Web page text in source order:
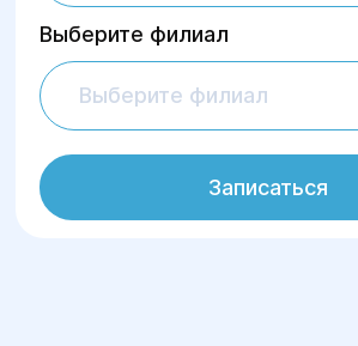
Выберите филиал
Выберите филиал
Записаться